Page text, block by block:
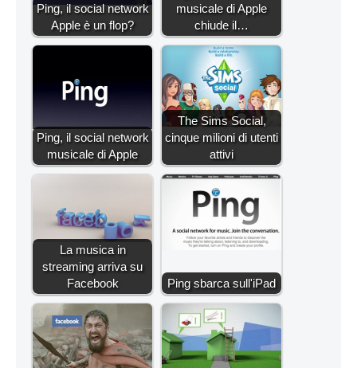
Ping, il social network
Apple è un flop?
musicale di Apple
chiude il…
Ping, il social network
musicale di Apple
The Sims Social,
cinque milioni di utenti
attivi
La musica in
streaming arriva su
Facebook
Ping sbarca sull'iPad